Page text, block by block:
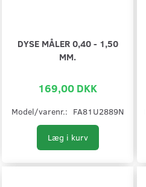
DYSE MÅLER 0,40 - 1,50
MM.
169,00 DKK
Model/varenr.: FA81U2889N
Læg i kurv